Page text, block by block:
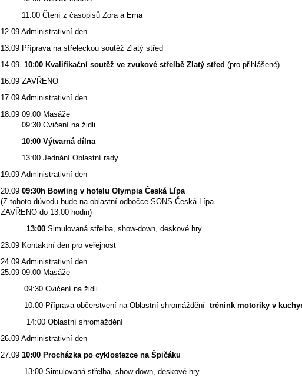
11:00 Čtení z časopisů Zora a Ema
12.09 Administrativní den
13.09 Příprava na střeleckou soutěž Zlatý střed
14.09. 10:00 Kvalifikační soutěž ve zvukové střelbě Zlatý střed (pro přihlášené)
16.09 ZAVŘENO
17.09 Administrativní den
18.09 09:00 Masáže
09:30 Cvičení na židli
10:00 Výtvarná dílna
13:00 Jednání Oblastní rady
19.09 Administrativní den
20.09 09:30h Bowling v hotelu Olympia Česká Lípa
(Z tohoto důvodu bude na oblastní odbočce SONS Česká Lípa
ZAVŘENO do 13:00 hodin)
13:00 Simulovaná střelba, show-down, deskové hry
23.09 Kontaktní den pro veřejnost
24.09 Administrativní den
25.09 09:00 Masáže
09:30 Cvičení na židli
10:00 Příprava občerstvení na Oblastní shromáždění -trénink motoriky v
14:00 Oblastní shromáždění
26.09 Administrativní den
27.09 10:00 Procházka po cyklostezce na Špičáku
13:00 Simulovaná střelba, show-down, deskové hry